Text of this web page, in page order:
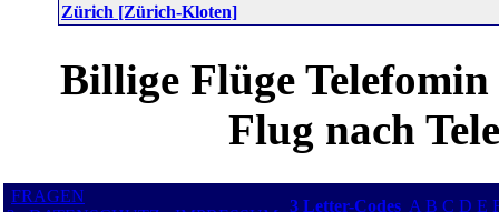
Zürich [Zürich-Kloten]
Billige Flüge
Flug nach
FRAGEN
3 Letter-Codes A B C D E